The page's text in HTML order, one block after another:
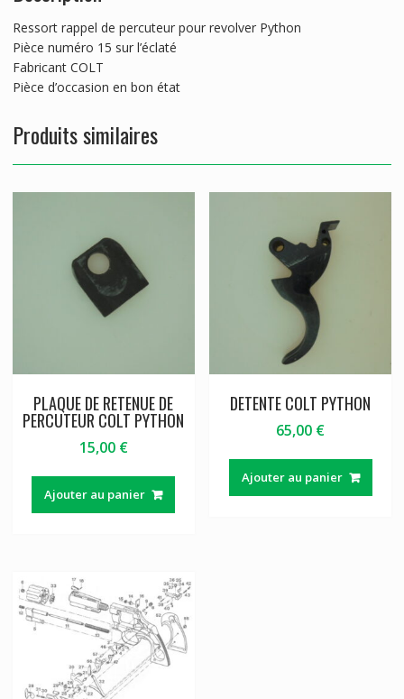
Ressort rappel de percuteur pour revolver Python
Pièce numéro 15 sur l’éclaté
Fabricant COLT
Pièce d’occasion en bon état
Produits similaires
PLAQUE DE RETENUE DE
PERCUTEUR COLT PYTHON
15,00 €
Ajouter au panier
DETENTE COLT PYTHON
65,00 €
Ajouter au panier